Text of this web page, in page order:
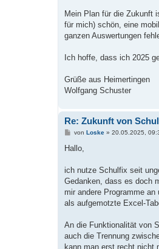
Mein Plan für die Zukunft
für mich) schön, eine
ganzen Auswertungen
Ich hoffe, dass ich 2025
Grüße aus Heimertingen
Wolfgang Schuster
Re: Zukunft von
B
i
a
von Loske» 20.05.2025,
Hallo,
ich nutze Schulfix seit
Gedanken, dass es doch
mir andere Programme
als aufgemotzte Excel-
An die Funktionalität von
auch die Trennung
kann man erst recht nicht